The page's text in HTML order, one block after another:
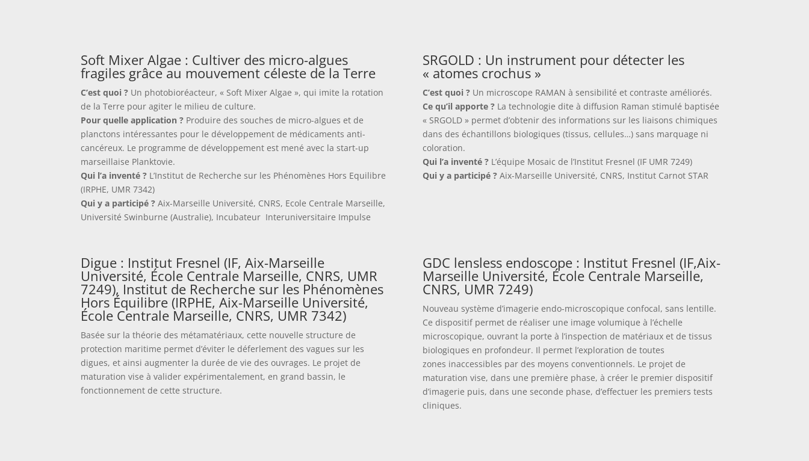
Soft Mixer Algae : Cultiver des micro-algues
fragiles grâce au mouvement céleste de la Terre
C’est quoi ? Un photobioréacteur, « Soft Mixer Algae », qui imite la rotation
de la Terre pour agiter le milieu de culture.
Pour quelle application ? Produire des souches de micro-algues et de
planctons intéressantes pour le développement de médicaments anti-
cancéreux. Le programme de développement est mené avec la start-up
marseillaise Planktovie.
Qui l’a inventé ? L’Institut de Recherche sur les Phénomènes Hors Equilibre
(IRPHE, UMR 7342)
Qui y a participé ? Aix-Marseille Université, CNRS, Ecole Centrale Marseille,
Université Swinburne (Australie), Incubateur Interuniversitaire Impulse
SRGOLD : Un instrument pour détecter les
« atomes crochus »
C’est quoi ?Un microscope RAMAN à sensibilité et contraste améliorés.
Ce qu’il apporte ?La technologie dite à diffusion Raman stimulé baptisée
« SRGOLD » permet d’obtenir des informations sur les liaisons chimiques
dans des échantillons biologiques (tissus, cellules…) sans marquage ni
coloration.
Qui l’a inventé ?L’équipe Mosaic de l’Institut Fresnel (IF UMR 7249)
Qui y a participé ?Aix-Marseille Université, CNRS, Institut Carnot STAR
Digue : Institut Fresnel (IF, Aix-Marseille
Université, École Centrale Marseille, CNRS, UMR
7249), Institut de Recherche sur les Phénomènes
Hors Équilibre (IRPHE, Aix-Marseille Université,
École Centrale Marseille, CNRS, UMR 7342)
Basée sur la théorie des métamatériaux, cette nouvelle structure de
protection maritime permet d’éviter le déferlement des vagues sur les
digues, et ainsi augmenter la durée de vie des ouvrages. Le projet de
maturation vise à valider expérimentalement, en grand bassin, le
fonctionnement de cette structure.
GDC lensless endoscope : Institut Fresnel (IF,Aix-
Marseille Université, École Centrale Marseille,
CNRS, UMR 7249)
Nouveau système d’imagerie endo-microscopique confocal, sans lentille.
Ce dispositif permet de réaliser une image volumique à l’échelle
microscopique, ouvrant la porte à l’inspection de matériaux et de tissus
biologiques en profondeur. Il permet l’exploration de toutes
zones inaccessibles par des moyens conventionnels. Le projet de
maturation vise, dans une première phase, à créer le premier dispositif
d’imagerie puis, dans une seconde phase, d’effectuer les premiers tests
cliniques.